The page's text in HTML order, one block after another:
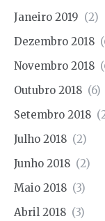
Janeiro 2019 (2)
Dezembro 2018
Novembro 2018
Outubro 2018 (6)
Setembro 2018
Julho 2018 (2)
Junho 2018 (2)
Maio 2018 (3)
Abril 2018 (3)